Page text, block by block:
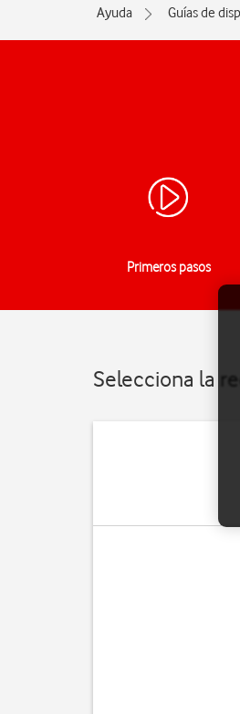
Ayuda Guías de
Primeros pasos
Selecciona la